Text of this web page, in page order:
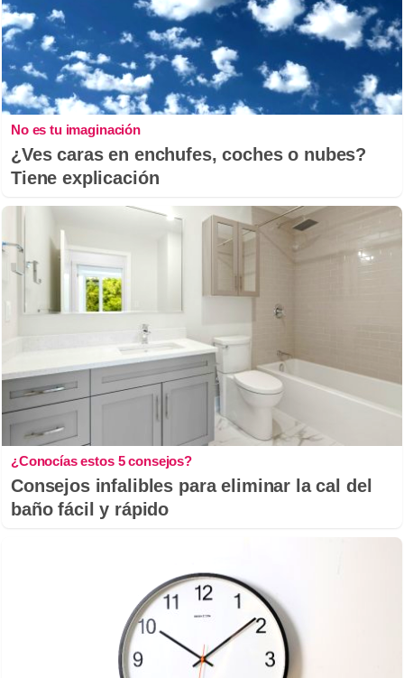
No es tu imaginación
¿Ves caras en enchufes, coches o nubes?
Tiene explicación
¿Conocías estos 5 consejos?
Consejos infalibles para eliminar la cal del
baño fácil y rápido